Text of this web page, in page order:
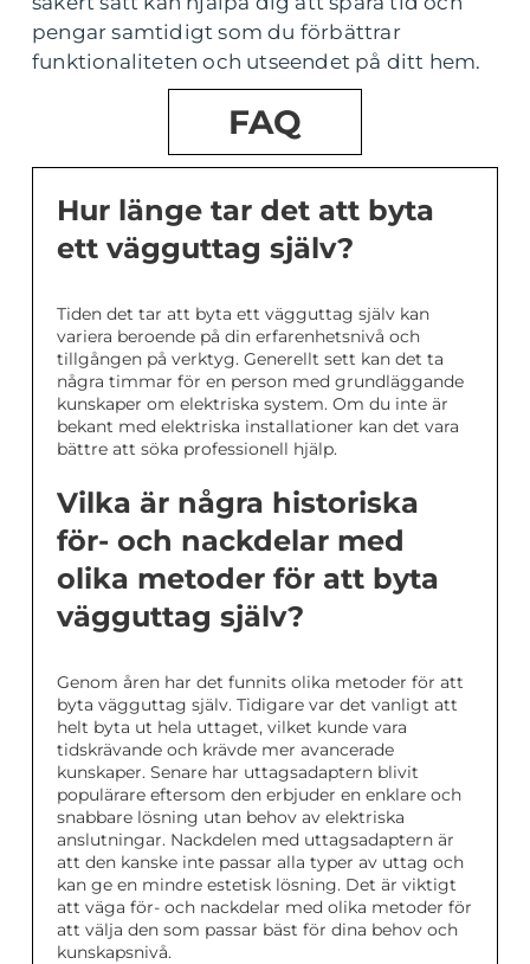
pengar samtidigt som du förbättrar
funktionaliteten och utseendet på ditt hem.
FAQ
Hur länge tar det att byta
ett vägguttag själv?
Tiden det tar att byta ett vägguttag själv kan
variera beroende på din erfarenhetsnivå och
tillgången på verktyg. Generellt sett kan det ta
några timmar för en person med grundläggande
kunskaper om elektriska system. Om du inte är
bekant med elektriska installationer kan det vara
bättre att söka professionell hjälp.
Vilka är några historiska
för- och nackdelar med
olika metoder för att byta
vägguttag själv?
Genom åren har det funnits olika metoder för att
byta vägguttag själv. Tidigare var det vanligt att
helt byta ut hela uttaget, vilket kunde vara
tidskrävande och krävde mer avancerade
kunskaper. Senare har uttagsadaptern blivit
populärare eftersom den erbjuder en enklare och
snabbare lösning utan behov av elektriska
anslutningar. Nackdelen med uttagsadaptern är
att den kanske inte passar alla typer av uttag och
kan ge en mindre estetisk lösning. Det är viktigt
att väga för- och nackdelar med olika metoder för
att välja den som passar bäst för dina behov och
kunskapsnivå.